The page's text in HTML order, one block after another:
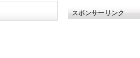
スポンサーリンク